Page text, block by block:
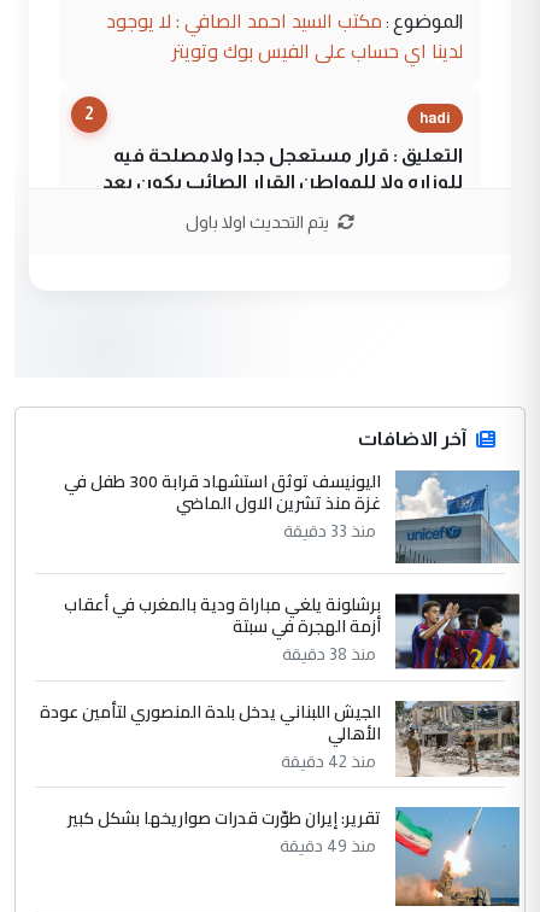
الموضوع : مكتب السيد احمد الصافي : لا يوجود
لدينا اي حساب على الفيس بوك وتويتر
2 hadi
التعليق : قرار مستعجل جدا ولامصلحة فيه
للوزاره ولا للمواطن القرار الصائب يكون بعد
جنسية الرافد الثالث للعراق ومن اصول عريقة
ابا فرات ...
الموضوع :
الجواهري يرد على صدام حسين سل
مضجعيك يابن الزنا (نص كامل)
4 سردار
التعليق : واحد من عصابة علي ماما يسقط
جنسية الرافد الثالث للعراق ومن اصول عريقة
ابا فرات ...
الموضوع :
الجواهري يرد على صدام حسين سل
مضجعيك يابن الزنا (نص كامل)
التعليق : تحياتي لك استاذ حامدتركان. كلام
دقيق ومسؤول؛ فالاستثمار الحقيقي للإنسان
وثروات البلد يعتمد على الكفاءة ...
يتم التحديث اولا باول
آخر الاضافات
اليونيسف توثق استشهاد قرابة 300 طفل في
غزة منذ تشرين الاول الماضي
منذ 33 دقيقة
برشلونة يلغي مباراة ودية بالمغرب في أعقاب
أزمة الهجرة في سبتة
منذ 38 دقيقة
الجيش اللبناني يدخل بلدة المنصوري لتأمين عودة
الأهالي
منذ 42 دقيقة
تقرير: إيران طوّرت قدرات صواريخها بشكل كبير
منذ 49 دقيقة